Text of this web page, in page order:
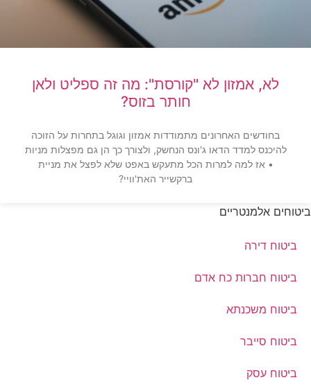
לא, אמזון לא "קורסת": מה זה ספליט ולאן
חותר בזוס?
בחודשים האחרונים מתמודדות אמזון וגוגל בתחרות על הזוכה
להיכנס למדד הדאו ג'ונס הנחשק, ולצורך כך הן גם מפצלות מניות
• אז למה למרות הכל מתעקש באפט שלא לפצל את מניית
ברקשייר האת'וויי?
ביטוחים אלמנטריים
ביטוח דירה
ביטוח חברות כח אדם
ביטוח משכנתא
ביטוח סייבר
ביטוח עסק